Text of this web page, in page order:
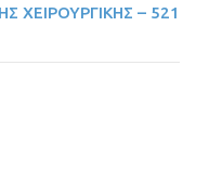
ΧΕΙΡΟΥΡΓΙΚΗΣ – 521